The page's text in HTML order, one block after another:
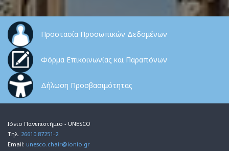
Προστασία Προσωπικών Δεδομένων
Φόρμα Επικοινωνίας και Παραπόνων
Δήλωση Προσβασιμότητας
Ιόνιο Πανεπιστήμιο - UNESCO
Τηλ. 26610 87251-2
Email: unesco.chair@ionio.gr